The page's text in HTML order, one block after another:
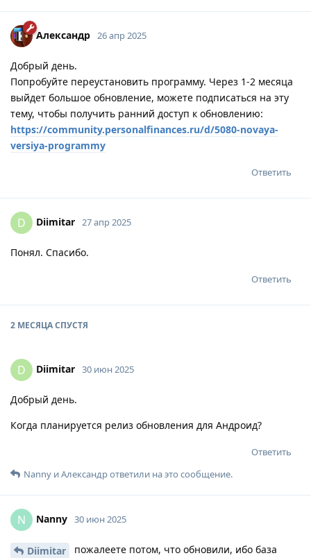
Александр 26 апр 2025
Добрый день.
Попробуйте переустановить программу. Через 1-2 месяца
выйдет большое обновление, можете подписаться на эту
тему, чтобы получить ранний доступ к обновлению:
https://community.personalfinances.ru/d/5080-novaya-
versiya-programmy
Ответить
D Diimitar 27 апр 2025
Понял. Спасибо.
Ответить
2 МЕСЯЦАСПУСТЯ
D Diimitar 30 июн 2025
Добрый день.
Когда планируется релиз обновления для Андроид?
Ответить
Nanny иАлександрответили на это сообщение.
N Nanny 30 июн 2025
Diimitar
пожалеете потом, что обновили, ибо база